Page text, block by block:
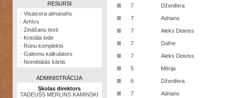
RESURSI
· Visatcera almanahs
· Arhīvs
· Zināšanu testi
· Kristāla lode
· Rūnu komplekts
· Galeonu kalkulators
· Nomētātās kārtis
ADMINISTRĀCIJA
Skolas direktors
TADEUŠS MERLINS KAMINSKI
■ 7 Dženifera
■ 7 Adrians
■ 7 Aleks Deiviss
■ 7 Dafne
■ 7 Aleks Deiviss
■ 5 Mērija
■ 6 Dženifera
■ 7 Adrians